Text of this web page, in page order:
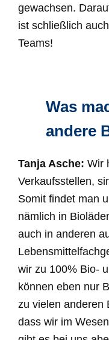
gewachsen.
ist schließlich
Teams!
Was
andere
Tanja Asche: Wir
Verkaufsstellen,
Somit findet man
nämlich in
auch in anderen
wir zu 100% Bio-
können eben nur
zu vielen anderen
dass wir im